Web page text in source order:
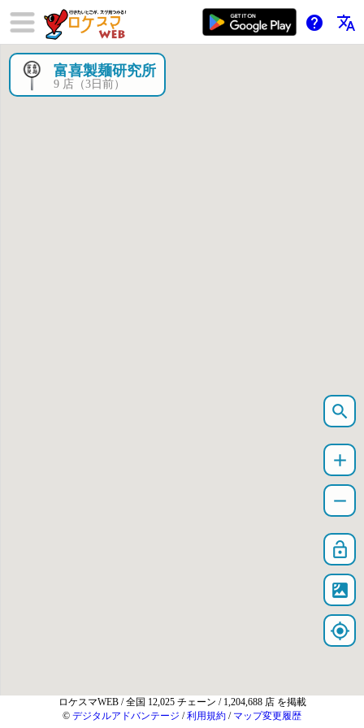
help translate
×
富喜製麺研究所
9 店（3日前）
search
add
remove
lock_open
satellite
my_location
ロケスマWEB / 全国 12,025 チェーン / 1,204,688 店 を掲載
© デジタルアドバンテージ /利用規約 / マップ変更履歴